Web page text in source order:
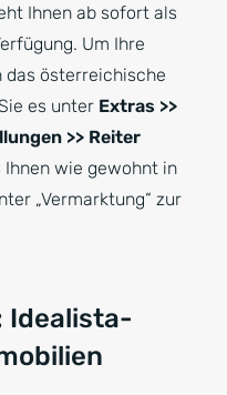
Ihnen ab sofort als
Um Ihre
das österreichische
es unter Extras >>
>> Reiter
wie gewohnt in
„Vermarktung“ zur
Idealista-